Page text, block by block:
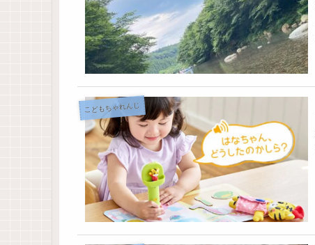
こどもちゃれんじ